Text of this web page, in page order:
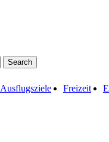
Search
Ausflugsziele Freizeit